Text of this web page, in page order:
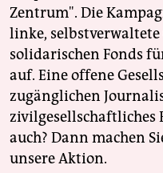
Zentrum". Die
linke,
solidarischen Fonds
auf. Eine offene
zugänglichen
zivilgesellschaftliches
auch? Dann machen
unsere Aktion.